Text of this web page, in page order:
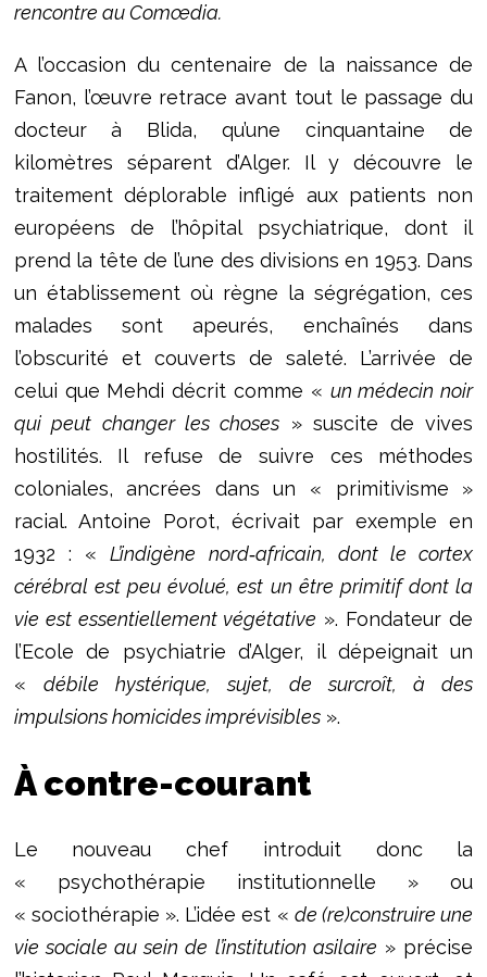
rencontre au Comœdia.
A l’occasion du centenaire de la naissance de
Fanon, l’œuvre retrace avant tout le passage du
docteur à Blida, qu’une cinquantaine de
kilomètres séparent d’Alger. Il y découvre le
traitement déplorable infligé aux patients non
européens de l’hôpital psychiatrique, dont il
prend la tête de l’une des divisions en 1953. Dans
un établissement où règne la ségrégation, ces
malades sont apeurés, enchaînés dans
l’obscurité et couverts de saleté. L’arrivée de
celui que Mehdi décrit comme « un médecin noir
qui peut changer les choses » suscite de vives
hostilités. Il refuse de suivre ces méthodes
coloniales, ancrées dans un « primitivisme »
racial. Antoine Porot, écrivait par exemple en
1932 : «L’indigène nord‑africain, dont le cortex
cérébral est peu évolué, est un être primitif dont la
vie est essentiellement végétative ». Fondateur de
l’Ecole de psychiatrie d’Alger, il dépeignait un
« débile hystérique, sujet, de surcroît, à des
impulsions homicides imprévisibles».
À contre-courant
Le nouveau chef introduit donc la
« psychothérapie institutionnelle » ou
« sociothérapie ». L’idée est « de (re)construire une
vie sociale au sein de l’institution asilaire » précise